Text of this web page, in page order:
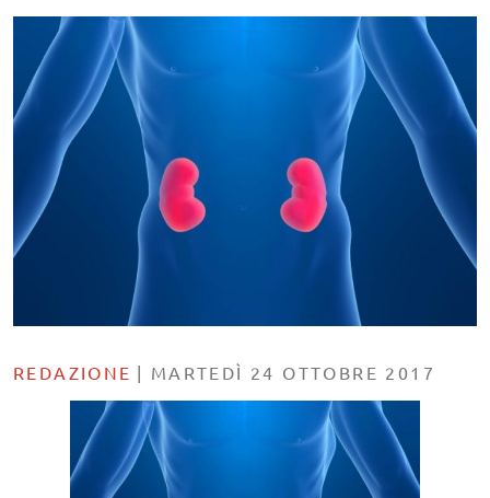
REDAZIONE | MARTEDÌ 24 OTTOBRE 2017